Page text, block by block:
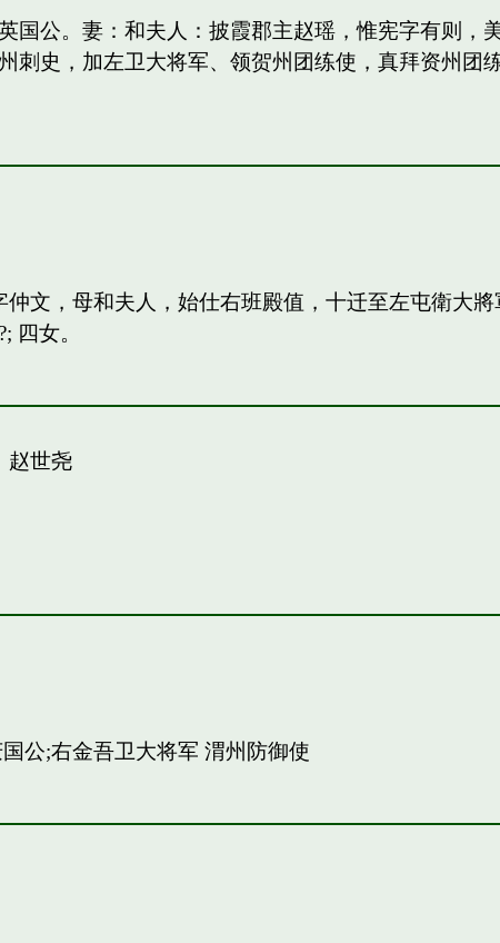
国公。妻：和夫人：披霞郡主赵瑶，惟宪字有则
刺史，加左卫大将军、领贺州团练使，真拜资州
文，母和夫人，始仕右班殿值，十迁至左屯衛大
四女。
赵世尧
公;右金吾卫大将军 渭州防御使